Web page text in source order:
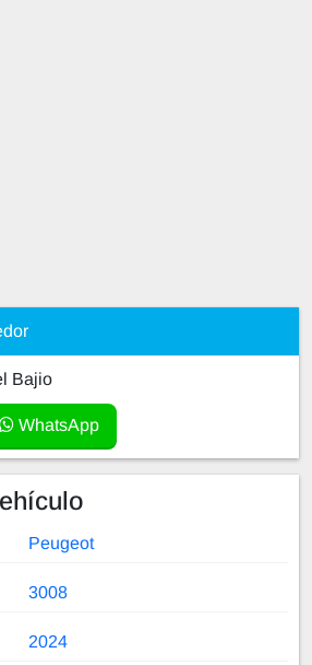
Bajio
WhatsApp
Peugeot
3008
2024